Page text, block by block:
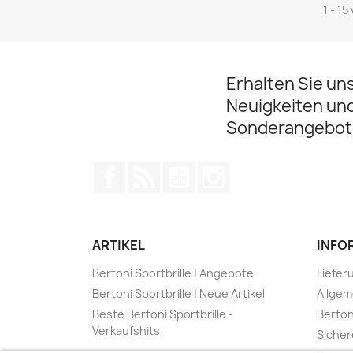
1 -
Erhalten Sie
Neuigkeiten
ARTIKEL
Bertoni Sportbrille | Angebote
Bertoni Sportbrille | Neue Artikel
Beste Bertoni Sportbrille -
Verkaufshits